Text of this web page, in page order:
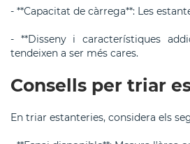
- **Capacitat de càrrega**: Les
- **Disseny i característiques
tendeixen a ser més cares.
Consells per triar
En triar estanteries, considera els